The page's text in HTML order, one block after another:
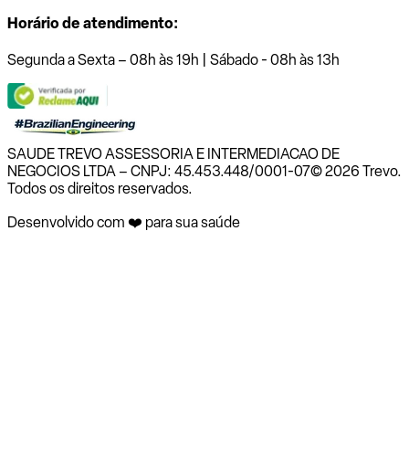
Horário de atendimento:
Segunda a Sexta – 08h às 19h | Sábado - 08h às 13h
SAUDE TREVO ASSESSORIA E INTERMEDIACAO DE
NEGOCIOS LTDA – CNPJ: 45.453.448/0001-07© 2026 Trevo.
Todos os direitos reservados.
Desenvolvido com ❤️ para sua saúde